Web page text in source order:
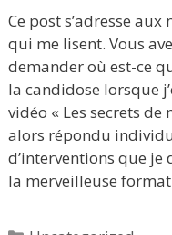
Ce post s’adresse
qui me lisent. Vous
demander où est-ce
la candidose lorsque
vidéo « Les secrets de
alors répondu
d’interventions que je
la merveilleuse